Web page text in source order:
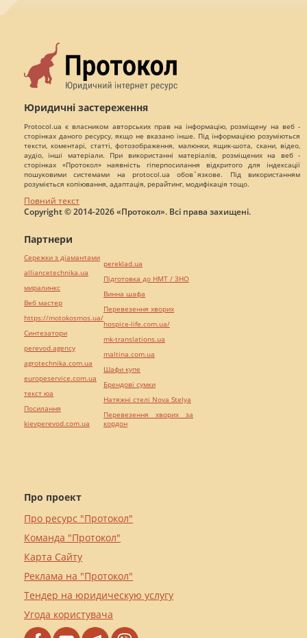
Юридичні застереження
Protocol.ua є власником авторських прав на інформацію, розміщену на веб -
сторінках даного ресурсу, якщо не вказано інше. Під інформацією розуміються
тексти, коментарі, статті, фотозображення, малюнки, ящик-шота, скани, відео,
аудіо, інші матеріали. При використанні матеріалів, розміщених на веб -
сторінках «Протокол» наявність гіперпосилання відкритого для індексації
пошуковими системами на protocol.ua обов`язкове. Під використанням
розуміється копіювання, адаптація, рерайтинг, модифікація тощо.
Повний текст
Copyright © 2014-2026 «Протокол». Всі права захищені.
Про проект
Про ресурс "Протокол"
Команда "Протокол"
Карта Сайту
Реклама на "Протокол"
Тендер на юридическую услугу
Угода користувача
Партнери
Сережки з діамантами
alliancetechnika.ua
миралинкс
Веб мастер
https://motokosmos.ua/
Синтезатори
perevod.agency
agrotechnika.com.ua
europeservice.com.ua
текст юа
Посилання
kievperevod.com.ua
pereklad.ua
Підготовка до НМТ / ЗНО
Винна шафа
Перевезення хворих
hospice-life.com.ua/
mk-translations.ua
maltina.com.ua
Шафи купе
Брендові сумки
Натяжні стелі Nova Stelya
Перевезення хворих за
кордон